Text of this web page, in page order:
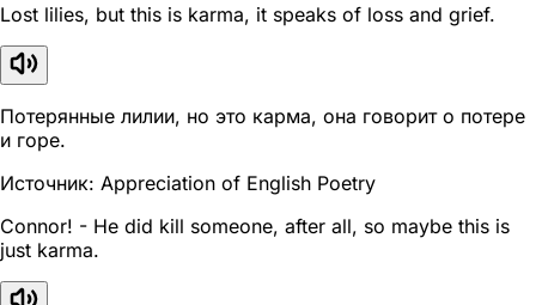
Lost lilies, but this is karma, it speaks of loss and grief.
Потерянные лилии, но это карма, она говорит о потере
и горе.
Источник: Appreciation of English Poetry
Connor! - He did kill someone, after all, so maybe this is
just karma.